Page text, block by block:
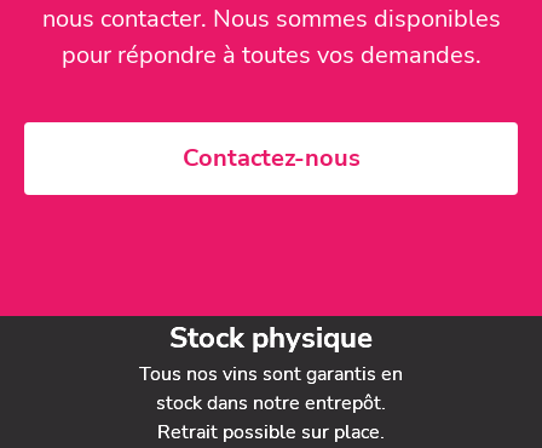
nous contacter. Nous sommes disponibles
pour répondre à toutes vos demandes.
Contactez-nous
Stock physique
Tous nos vins sont garantis en
stock dans notre entrepôt.
Retrait possible sur place.